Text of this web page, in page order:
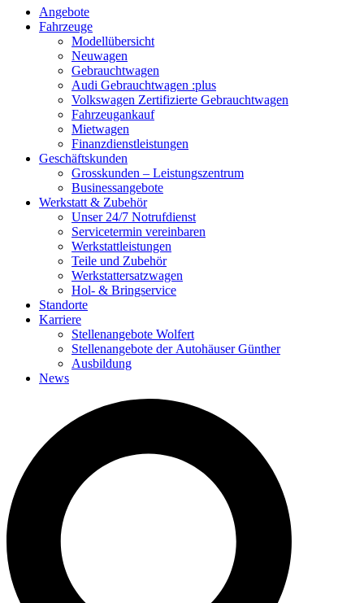
Angebote
Fahrzeuge
Modellübersicht
Neuwagen
Gebrauchtwagen
Audi Gebrauchtwagen :plus
Volkswagen Zertifizierte Gebrauchtwagen
Fahrzeugankauf
Mietwagen
Finanzdienstleistungen
Geschäftskunden
Grosskunden – Leistungszentrum
Businessangebote
Werkstatt & Zubehör
Unser 24/7 Notrufdienst
Servicetermin vereinbaren
Werkstattleistungen
Teile und Zubehör
Werkstattersatzwagen
Hol- & Bringservice
Standorte
Karriere
Stellenangebote Wolfert
Stellenangebote der Autohäuser Günther
Ausbildung
News